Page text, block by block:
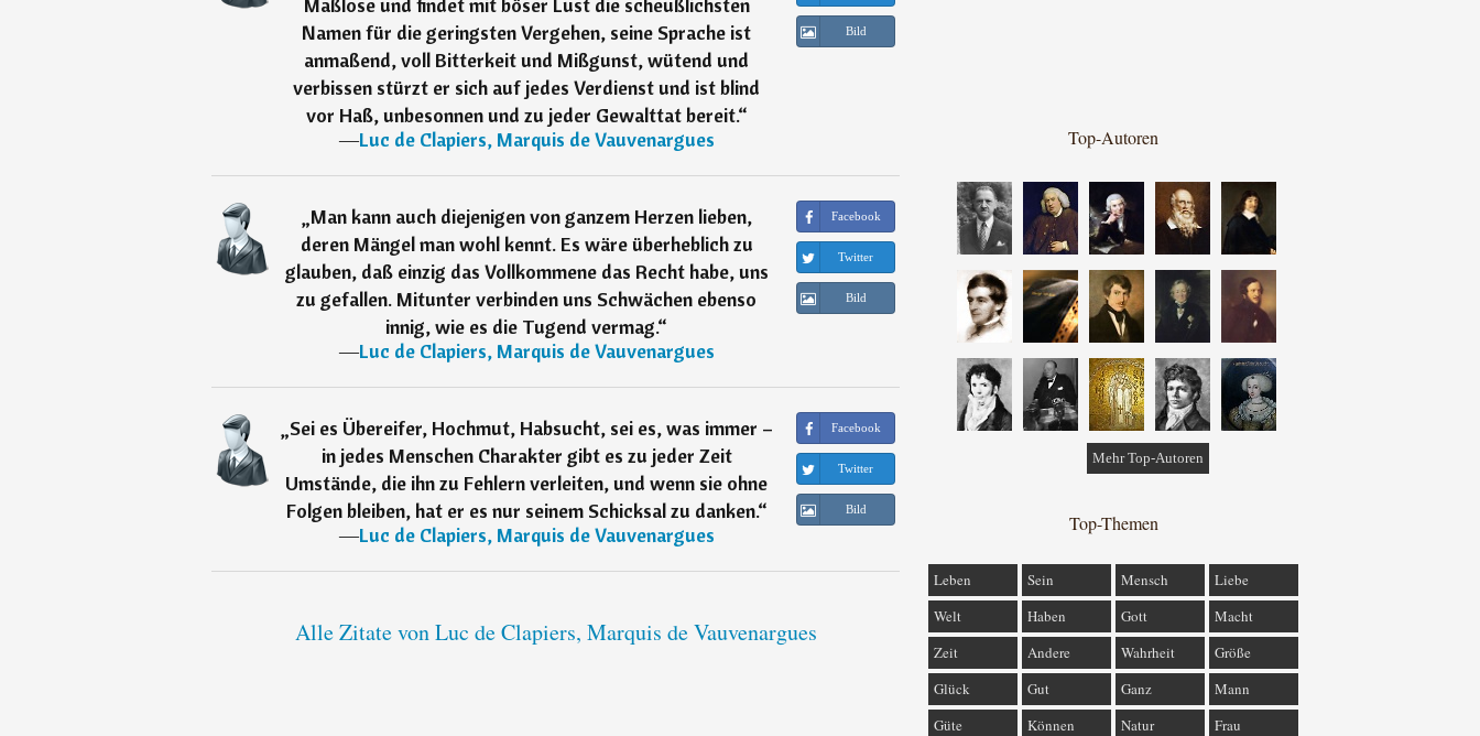
Maßlose und findet mit böser Lust die scheußlichsten
Namen für die geringsten Vergehen, seine Sprache ist
anmaßend, voll Bitterkeit und Mißgunst, wütend und
verbissen stürzt er sich auf jedes Verdienst und ist blind
vor Haß, unbesonnen und zu jeder Gewalttat bereit.“
―Luc de Clapiers, Marquis de Vauvenargues
Bild
„Man kann auch diejenigen von ganzem Herzen lieben,
deren Mängel man wohl kennt. Es wäre überheblich zu
glauben, daß einzig das Vollkommene das Recht habe, uns
zu gefallen. Mitunter verbinden uns Schwächen ebenso
innig, wie es die Tugend vermag.“
―Luc de Clapiers, Marquis de Vauvenargues
Facebook
Twitter
Bild
„Sei es Übereifer, Hochmut, Habsucht, sei es, was immer –
in jedes Menschen Charakter gibt es zu jeder Zeit
Umstände, die ihn zu Fehlern verleiten, und wenn sie ohne
Folgen bleiben, hat er es nur seinem Schicksal zu danken.“
―Luc de Clapiers, Marquis de Vauvenargues
Facebook
Twitter
Bild
Alle Zitate von Luc de Clapiers, Marquis de Vauvenargues
Top-Autoren
Mehr Top-Autoren
Top-Themen
Leben Sein Mensch
Liebe
Welt
Haben Gott
Macht
Zeit
Andere Wahrheit
Größe
Glück
Gut Ganz
Mann
Güte
Können Natur
Frau